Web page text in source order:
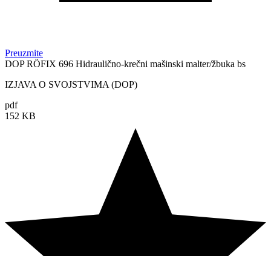
Preuzmite
DOP RÖFIX 696 Hidraulično-krečni mašinski malter/žbuka bs
IZJAVA O SVOJSTVIMA (DOP)
pdf
152 KB